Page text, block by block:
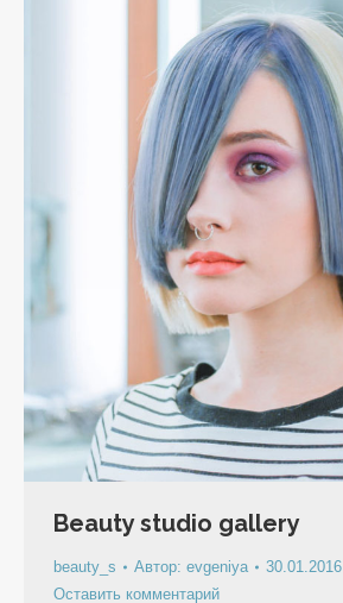
Beauty studio gallery
beauty_s Автор: evgeniya
30.01.2016
Оставить комментарий